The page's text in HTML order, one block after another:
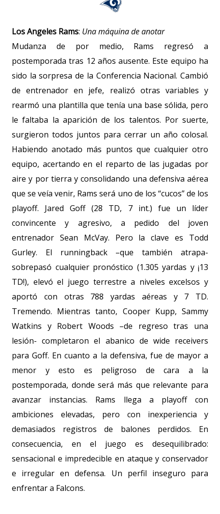
Los Angeles Rams: Una máquina de anotar
Mudanza de por medio, Rams regresó a
postemporada tras 12 años ausente. Este equipo ha
sido la sorpresa de la Conferencia Nacional. Cambió
de entrenador en jefe, realizó otras variables y
rearmó una plantilla que tenía una base sólida, pero
le faltaba la aparición de los talentos. Por suerte,
surgieron todos juntos para cerrar un año colosal.
Habiendo anotado más puntos que cualquier otro
equipo, acertando en el reparto de las jugadas por
aire y por tierra y consolidando una defensiva aérea
que se veía venir, Rams será uno de los “cucos” de los
playoff. Jared Goff (28 TD, 7 int.) fue un líder
convincente y agresivo, a pedido del joven
entrenador Sean McVay. Pero la clave es Todd
Gurley. El runningback –que también atrapa-
sobrepasó cualquier pronóstico (1.305 yardas y ¡13
TD!), elevó el juego terrestre a niveles excelsos y
aportó con otras 788 yardas aéreas y 7 TD.
Tremendo. Mientras tanto, Cooper Kupp, Sammy
Watkins y Robert Woods –de regreso tras una
lesión- completaron el abanico de wide receivers
para Goff. En cuanto a la defensiva, fue de mayor a
menor y esto es peligroso de cara a la
postemporada, donde será más que relevante para
avanzar instancias. Rams llega a playoff con
ambiciones elevadas, pero con inexperiencia y
demasiados registros de balones perdidos. En
consecuencia, en el juego es desequilibrado:
sensacional e impredecible en ataque y conservador
e irregular en defensa. Un perfil inseguro para
enfrentar a Falcons.